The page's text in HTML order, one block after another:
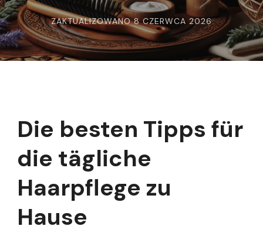
ZAKTUALIZOWANO8 CZERWCA 2026
Die besten Tipps für
die tägliche
Haarpflege zu
Hause